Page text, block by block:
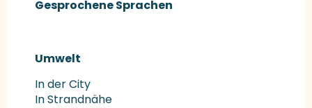
Gesprochene Sprachen
Gesprochene Sprachen
Umwelt
Umwelt
In der City
In Strandnähe